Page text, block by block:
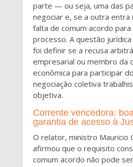
parte — ou seja, uma das
negociar e, se a outra entra
falta de comum acordo
processo. A questão
foi definir se a recusa
empresarial ou membro da
econômica para participar
negociação coletiva
objetiva.
Corrente vencedora:
garantia de acesso à
O relator, ministro Mauricio
afirmou que o requisito
comum acordo não pode